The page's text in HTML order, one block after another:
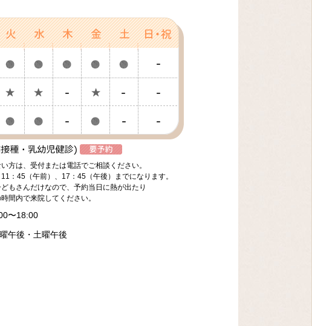
方は、受付または電話でご相談ください。
：45（午前）、17：45（午後）までになります。
もさんだけなので、予約当日に熱が出たり
間内で来院してください。
〜18:00
午後・土曜午後